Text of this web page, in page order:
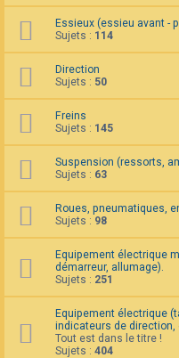
Essieux (essieu avant -
Sujets : 114
Direction
Sujets : 50
Freins
Sujets : 145
Suspension (ressorts,
Sujets : 63
Roues, pneumatiques,
Sujets : 98
Equipement électrique
démarreur, allumage).
Sujets : 251
Equipement électrique
indicateurs de
Tout est dans le titre !
Sujets : 404